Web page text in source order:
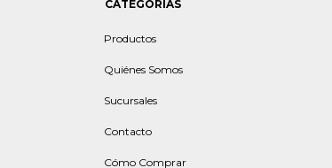
CATEGORÍAS
Productos
Quiénes Somos
Sucursales
Contacto
Cómo Comprar